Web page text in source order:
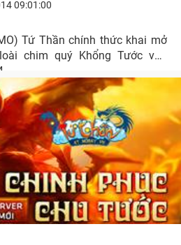
09:01:00
Tứ Thần chính thức khai mở
chim quý Khổng Tước vào